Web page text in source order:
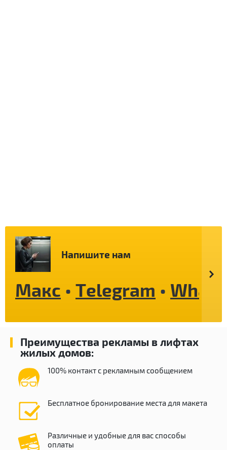
Напишите нам
Макс • Telegram •
Преимущества рекламы в лифтах
жилых домов:
100% контакт с рекламным сообщением
Бесплатное бронирование места для макета
Различные и удобные для вас способы
оплаты